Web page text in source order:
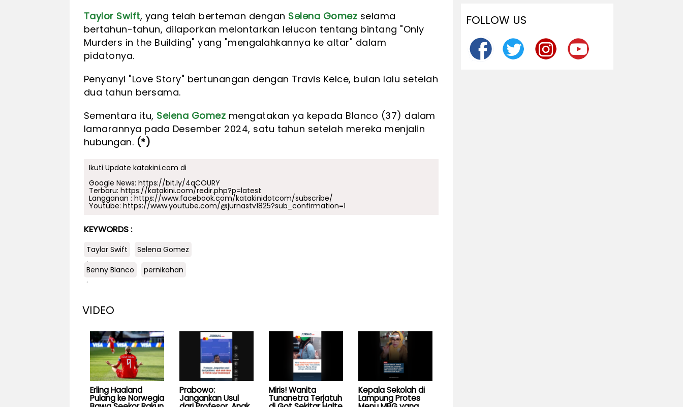
Taylor Swift, yang telah berteman dengan Selena Gomez selama
bertahun-tahun, dilaporkan melontarkan lelucon tentang bintang "Only
Murders in the Building" yang "mengalahkannya ke altar" dalam
pidatonya.
Penyanyi "Love Story" bertunangan dengan Travis Kelce, bulan lalu setelah
dua tahun bersama.
Sementara itu, Selena Gomez mengatakan ya kepada Blanco (37) dalam
lamarannya pada Desember 2024, satu tahun setelah mereka menjalin
hubungan. (*)
Ikuti Update katakini.com di
Google News: https://bit.ly/4qCOURY
Terbaru: https://katakini.com/redir.php?p=latest
Langganan : https://www.facebook.com/katakinidotcom/subscribe/
Youtube: https://www.youtube.com/@jurnastv1825?sub_confirmation=1
KEYWORDS :
Taylor Swift
Selena Gomez
.
Benny Blanco
pernikahan
.
VIDEO
Erling Haaland
Pulang ke Norwegia
Prabowo:
Jangankan Usul
Miris! Wanita
Tunanetra Terjatuh
Kepala Sekolah di
Lampung Protes
FOLLOW US